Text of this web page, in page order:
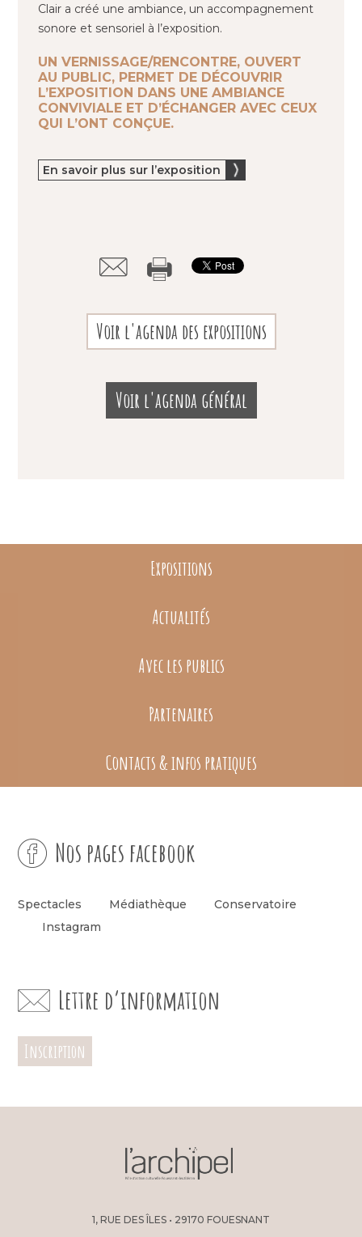
Clair a créé une ambiance, un accompagnement
sonore et sensoriel à l’exposition.
UN VERNISSAGE/RENCONTRE, OUVERT
AU PUBLIC, PERMET DE DÉCOUVRIR
L’EXPOSITION DANS UNE AMBIANCE
CONVIVIALE ET D’ÉCHANGER AVEC CEUX
QUI L’ONT CONÇUE.
En savoir plus sur l’exposition
Voir l'agenda des expositions
Voir l'agenda général
Expositions
Actualités
Avec les publics
Partenaires
Contacts & infos pratiques
Nos pages facebook
Spectacles Médiathèque
Conservatoire
Instagram
Lettre d’information
Inscription
1, RUE DES ÎLES • 29170 FOUESNANT